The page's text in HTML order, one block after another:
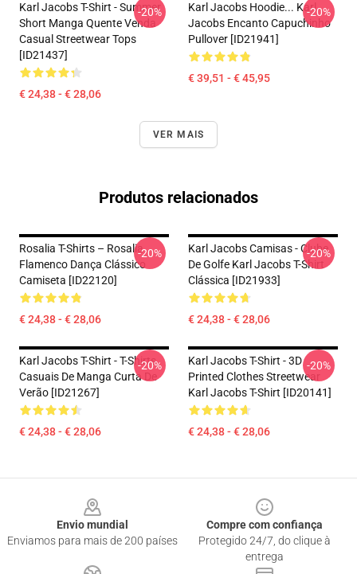
Karl Jacobs T-Shirt - Summer
Short Manga Quente Venda
Casual Streetwear Tops
[ID21437]
€ 24,38 - € 28,06
-20%
Karl Jacobs Hoodie... Karl
Jacobs Encanto Capuchinho
Pullover [ID21941]
€ 39,51 - € 45,95
-20%
VER MAIS
Produtos relacionados
Rosalia T-Shirts – Rosalia
Flamenco Dança Clássico
Camiseta [ID22120]
€ 24,38 - € 28,06
-20%
Karl Jacobs Camisas - Clube
De Golfe Karl Jacobs T-Shirt
Clássica [ID21933]
€ 24,38 - € 28,06
-20%
Karl Jacobs T-Shirt - T-Shirts
Casuais De Manga Curta De
Verão [ID21267]
€ 24,38 - € 28,06
-20%
Karl Jacobs T-Shirt - 3D
Printed Clothes Streetwear
Karl Jacobs T-Shirt [ID20141]
€ 24,38 - € 28,06
-20%
Envio mundial
Enviamos para mais de 200 países
Compre com confiança
Protegido 24/7, do clique à
entrega